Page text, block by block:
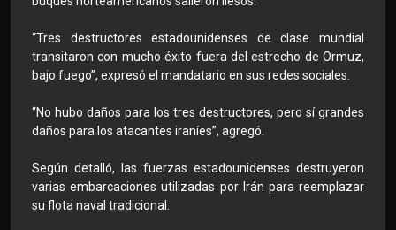
“Tres destructores estadounidenses de clase mundial
transitaron con mucho éxito fuera del estrecho de Ormuz,
bajo fuego”, expresó el mandatario en sus redes sociales.
“No hubo daños para los tres destructores, pero sí grandes
daños para los atacantes iraníes”, agregó.
Según detalló, las fuerzas estadounidenses destruyeron
varias embarcaciones utilizadas por Irán para reemplazar
su flota naval tradicional.